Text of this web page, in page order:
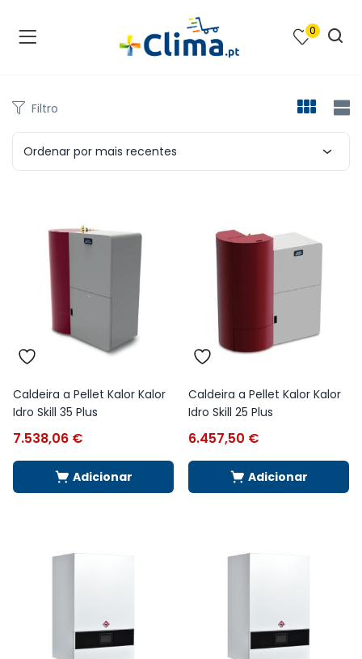
e Barbecues )
renováveis )
0
Filtro
Ordenar por mais recentes
Caldeira a Pellet Kalor Kalor
Idro Skill 35 Plus
7.538,06 €
Adicionar
Caldeira a Pellet Kalor Kalor
Idro Skill 25 Plus
6.457,50 €
Adicionar